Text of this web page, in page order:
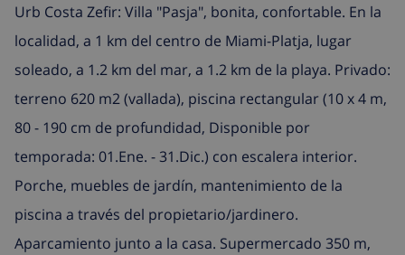
Urb Costa Zefir: Villa "Pasja", bonita, confortable. En la
localidad, a 1 km del centro de Miami-Platja, lugar
soleado, a 1.2 km del mar, a 1.2 km de la playa. Privado:
terreno 620 m2 (vallada), piscina rectangular (10 x 4 m,
80 - 190 cm de profundidad, Disponible por
temporada: 01.Ene. - 31.Dic.) con escalera interior.
Porche, muebles de jardín, mantenimiento de la
piscina a través del propietario/jardinero.
Aparcamiento junto a la casa. Supermercado 350 m,